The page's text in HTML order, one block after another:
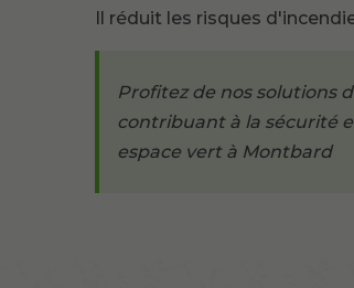
Il réduit les risques
Profitez de nos solutions
contribuant à la sécurité
espace vert à Montbard